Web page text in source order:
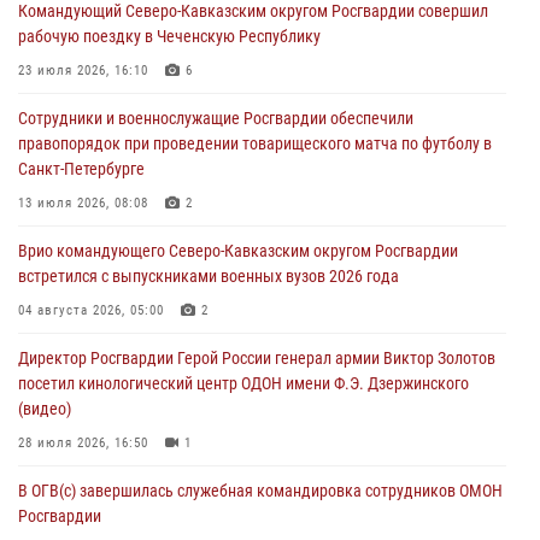
В Грозном военнослужащие Росгвардии присоединились к
всероссийской донорской акции «От сердца к сердцу»
06 августа 2026, 06:30
В Бурятии и Приамурье росгвардейцы задержали подозреваемых в
незаконном обороте наркотиков
06 августа 2026, 06:15
добычу биоресурсов
06 августа 2026, 05:12
06 августа 2026, 05:00
Командующий Северо-Кавказским округом Росгвардии совершил
рабочую поездку в Чеченскую Республику
23 июля 2026, 16:10 6
Сотрудники и военнослужащие Росгвардии обеспечили
правопорядок при проведении товарищеского матча по футболу в
Санкт-Петербурге
13 июля 2026, 08:08 2
Врио командующего Северо-Кавказским округом Росгвардии
встретился с выпускниками военных вузов 2026 года
04 августа 2026, 05:00 2
Директор Росгвардии Герой России генерал армии Виктор Золотов
посетил кинологический центр ОДОН имени Ф.Э. Дзержинского
(видео)
28 июля 2026, 16:50 1
В ОГВ(с) завершилась служебная командировка сотрудников ОМОН
Росгвардии